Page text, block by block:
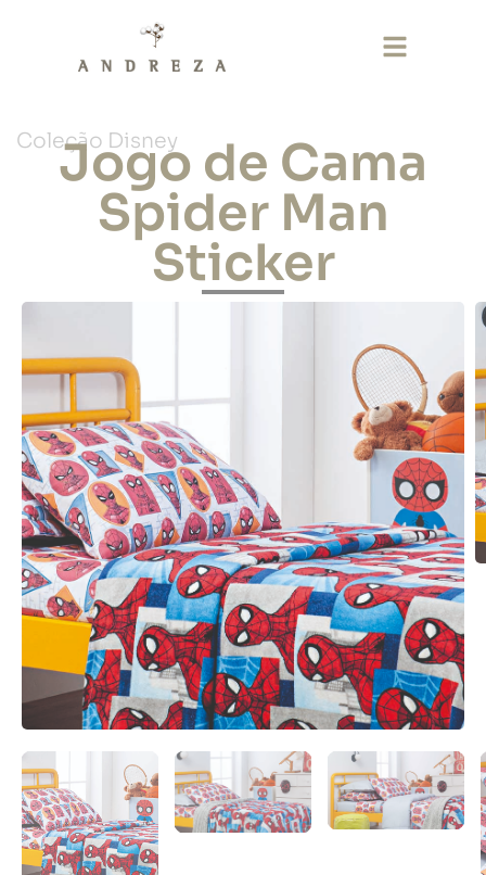
Coleção Disney
Jogo de Cama
Spider Man
Sticker